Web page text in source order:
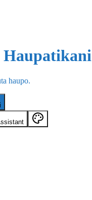
Haupatikani
haupo.